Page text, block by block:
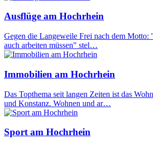
Ausflüge am Hochrhein
Gegen die Langeweile Frei nach dem Motto:
auch arbeiten müssen" stel…
Immobilien am Hochrhein
Das Topthema seit langen Zeiten ist das
und Konstanz. Wohnen und ar…
Sport am Hochrhein